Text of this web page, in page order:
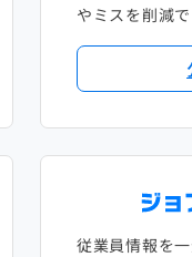
やミスを削減で
従業員情報を